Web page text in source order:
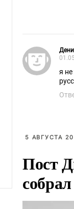
я
5 АВГУСТА
Пост